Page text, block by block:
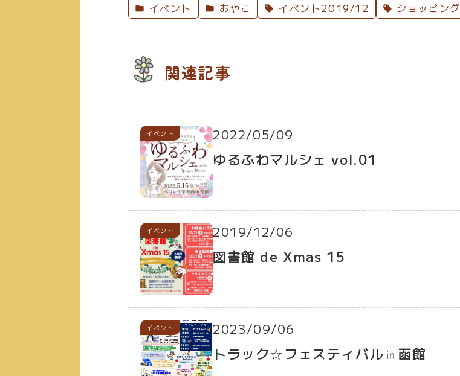
イベント おやこ イベント2019/12 ショッピング
関連記事
イベント 2022/05/09
ゆるふわマルシェ vol.01
イベント 2019/12/06
図書館 de Xmas 15
イベント 2023/09/06
トラック☆フェスティバル㏌函館